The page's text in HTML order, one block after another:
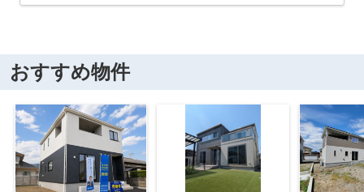
おすすめ物件